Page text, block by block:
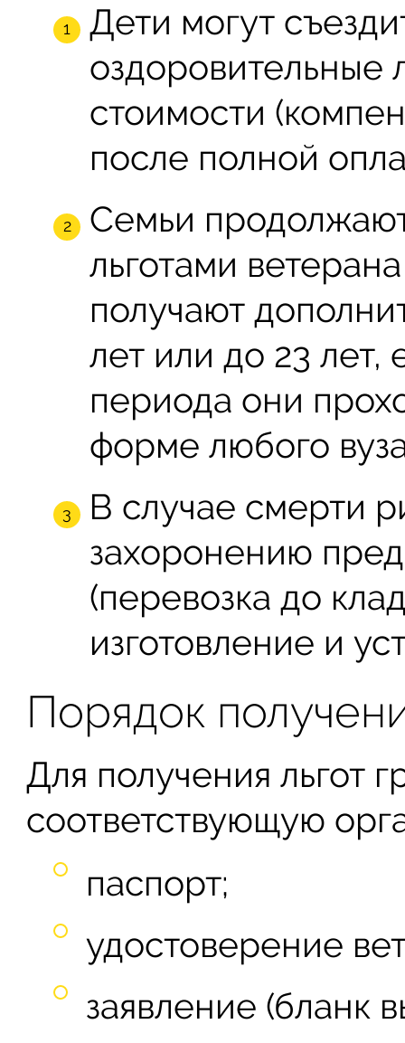
Дети могут
оздоровительные
стоимости
после полной
Семьи
льготами
получают
лет или до 23 лет,
периода они
форме любого
В случае смерти
захоронению
(перевозка до
изготовление и
Порядок
Для получения льгот
соответствующую
паспорт;
удостоверение
заявление (бланк